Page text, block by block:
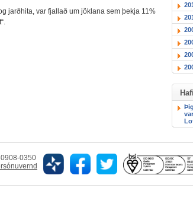
jarðhita, var fjallað um jöklana sem þekja 11%
0350